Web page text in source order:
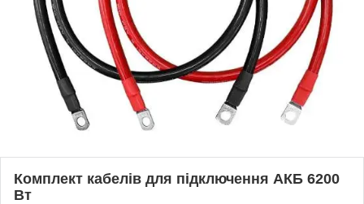
Комплект кабелів для підключення АКБ 6200
Вт